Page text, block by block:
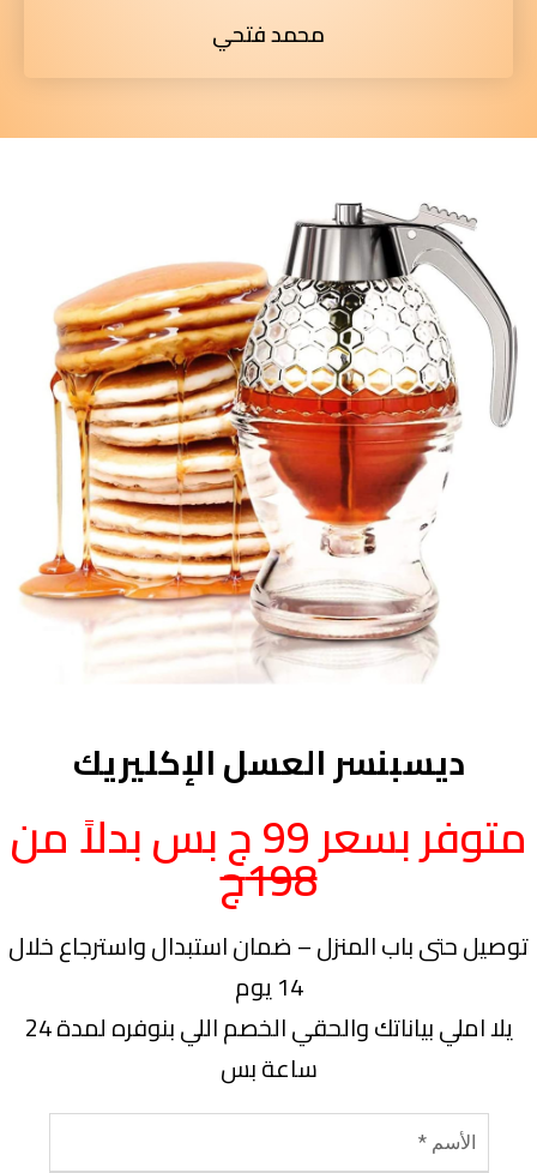
محمد فتحي
ديسبنسر العسل الإكليريك
متوفر بسعر 99 ج بس بدلاً من
198ج
توصيل حتى باب المنزل – ضمان استبدال واسترجاع خلال
14 يوم
يلا املي بياناتك والحقي الخصم اللي بنوفره لمدة 24
ساعة بس